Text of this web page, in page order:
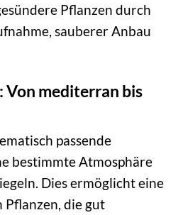
Pflanzen durch
sauberer Anbau
Von mediterran bis
passende
bestimmte Atmosphäre
Dies ermöglicht eine
Pflanzen, die gut